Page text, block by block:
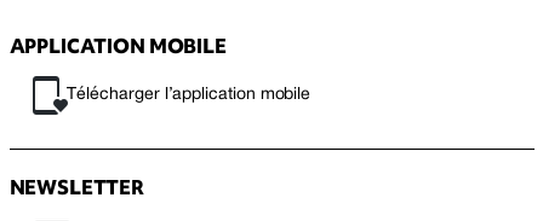
APPLICATION MOBILE
Télécharger l’application mobile
NEWSLETTER